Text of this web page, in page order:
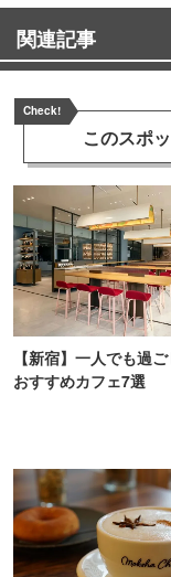
関連記事
Check!
このスポ
【新宿】一人でも過
おすすめカフェ7選